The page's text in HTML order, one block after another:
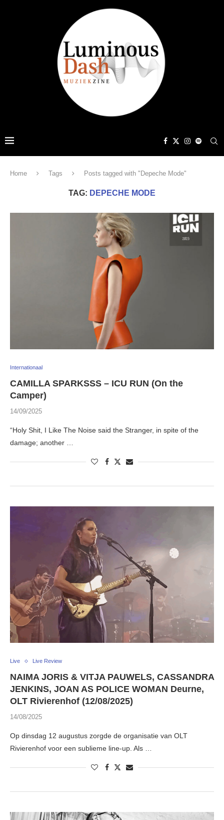
Home Tags Posts tagged with "Depeche Mode"
TAG: DEPECHE MODE
Internationaal
CAMILLA SPARKSSS – ICU RUN (On the
Camper)
14/09/2025
“Holy Shit, I Like The Noise said the Stranger, in spite of the
damage; another …
Live Live Review
NAIMA JORIS & VITJA PAUWELS, CASSANDRA
JENKINS, JOAN AS POLICE WOMAN Deurne,
OLT Rivierenhof (12/08/2025)
14/08/2025
Op dinsdag 12 augustus zorgde de organisatie van OLT
Rivierenhof voor een sublieme line-up. Als …